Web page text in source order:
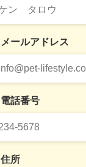
メールアドレス
電話番号
住所